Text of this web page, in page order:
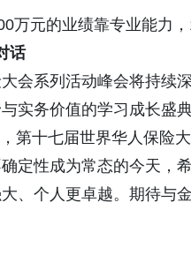
元的业绩靠专业能力，
话
系列活动峰会将持续
实务价值的学习成长盛
十七届世界华人保险
性成为常态的今天，
、个人更卓越。期待与